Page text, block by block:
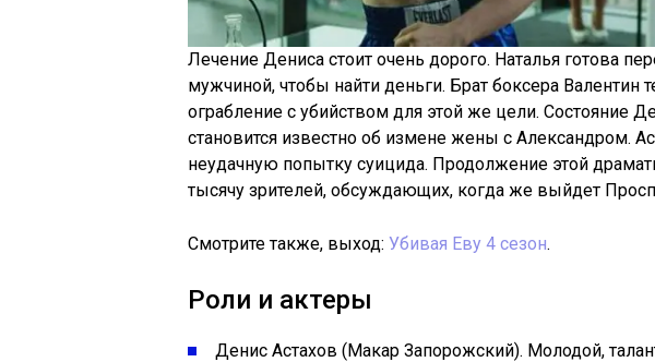
Лечение Дениса стоит очень дорого. Наталья готова
мужчиной, чтобы найти деньги. Брат боксера
ограбление с убийством для этой же цели. Состояние
становится известно об измене жены с Александром.
неудачную попытку суицида. Продолжение этой
тысячу зрителей, обсуждающих, когда же выйдет
Смотрите также, выход: Убивая Еву 4 сезон.
Роли и актеры
Денис Астахов (Макар Запорожский). Молодой,